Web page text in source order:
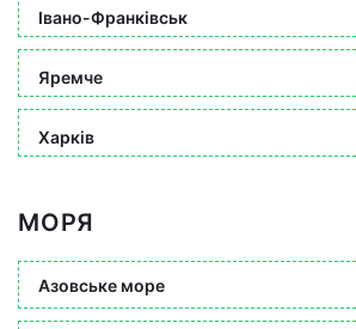
Івано-Франківськ
Яремче
Харків
МОРЯ
Азовське море